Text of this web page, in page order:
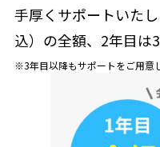
手厚くサポートいた
込）の全額、2年目は
3年目以降もサポートをご用意